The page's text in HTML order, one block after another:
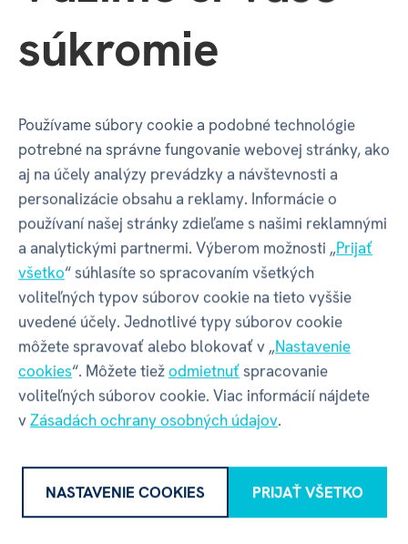
Výška balenia
Váha balenia 38 g
GPSR - Výrobca
Název ALBI s.r.o.
Adresa
Oravská ulica 8557/22 | Žilina |
01001 | Slovensko
Kontakt albi@albi.sk | +421908720000
Web www.albi.sk
súkromie
Používame súbory cookie a podobné technológie
potrebné na správne fungovanie webovej stránky, ako
aj na účely analýzy prevádzky a návštevnosti a
personalizácie obsahu a reklamy. Informácie o
používaní našej stránky zdieľame s našimi reklamnými
a analytickými partnermi. Výberom možnosti „Prijať
všetko“ súhlasíte so spracovaním všetkých
voliteľných typov súborov cookie na tieto vyššie
uvedené účely. Jednotlivé typy súborov cookie
môžete spravovať alebo blokovať v „Nastavenie
cookies“. Môžete tiežodmietnuťspracovanie
voliteľných súborov cookie. Viac informácií nájdete
vZásadách ochrany osobných údajov.
NASTAVENIE COOKIES PRIJAŤ VŠETKO